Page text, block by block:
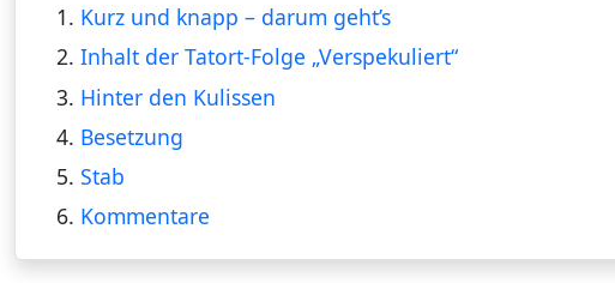
1. Kurz und knapp – darum geht’s
2. Inhalt der Tatort-Folge „Verspekuliert“
3. Hinter den Kulissen
4. Besetzung
5. Stab
6. Kommentare